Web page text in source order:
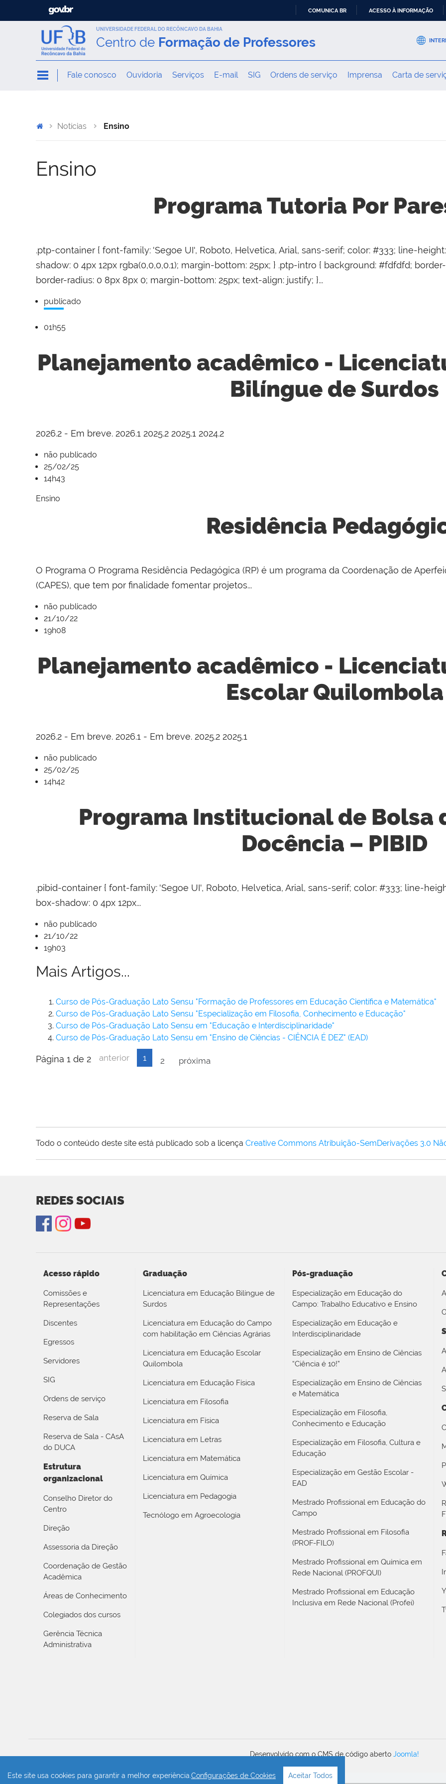
Este site usa cookies para garantir a melhor experiência. Configurações de Cookies Aceitar Todos
CONTEÚDO
COMUNICA BR ACESSO À INFORMAÇÃO
UNIVERSIDADE FEDERAL DO RECÔNCAVO DA BAHIA
Centro de Formação de Professores
Fale conosco Ouvidoria Serviços E-mail SIG Ordens de serviço Imprensa Carta de
Notícias Ensino
Ensino
Programa Tutoria Por
.ptp-container { font-family: 'Segoe UI', Roboto, Helvetica, Arial, sans-serif; color: #333; line-
shadow: 0 4px 12px rgba(0,0,0,0.1); margin-bottom: 25px; } .ptp-intro { background: #fdfdfd;
border-radius: 0 8px 8px 0; margin-bottom: 25px; text-align: justify; }...
publicado
01h55
Planejamento acadêmico -
Bilíngue de Surdos
2026.2 - Em breve. 2026.1 2025.2 2025.1 2024.2
não publicado
25/02/25
14h43
Ensino
Residência
O Programa O Programa Residência Pedagógica (RP) é um programa da Coordenação de
(CAPES), que tem por finalidade fomentar projetos...
não publicado
21/10/22
19h08
Planejamento acadêmico -
Escolar Quilombola
2026.2 - Em breve. 2026.1 - Em breve. 2025.2 2025.1
não publicado
25/02/25
14h42
Programa Institucional de Bolsa
Docência – PIBID
.pibid-container { font-family: 'Segoe UI', Roboto, Helvetica, Arial, sans-serif; color: #333; line-
box-shadow: 0 4px 12px...
não publicado
21/10/22
19h03
Mais Artigos...
Curso de Pós-Graduação Lato Sensu "Formação de Professores em Educação Científica e Matemática"
Curso de Pós-Graduação Lato Sensu "Especialização em Filosofia, Conhecimento e Educação"
Curso de Pós-Graduação Lato Sensu em "Educação e Interdisciplinaridade"
Curso de Pós-Graduação Lato Sensu em "Ensino de Ciências - CIÊNCIA É DEZ" (EAD)
Página 1 de 2 anterior 1 2 próxima
Todo o conteúdo deste site está publicado sob a licença Creative Commons Atribuição-SemDerivações 3.0
REDES SOCIAIS
Acesso rápido
Comissões e
Representações
Discentes
Egressos
Servidores
SIG
Ordens de serviço
Reserva de Sala
Reserva de Sala - CAsA
do DUCA
Estrutura
organizacional
Conselho Diretor do
Centro
Direção
Assessoria da Direção
Coordenação de Gestão
Acadêmica
Áreas de Conhecimento
Colegiados dos cursos
Gerência Técnica
Administrativa
Graduação
Licenciatura em Educação Bilíngue de
Surdos
Licenciatura em Educação do Campo
com habilitação em Ciências Agrárias
Licenciatura em Educação Escolar
Quilombola
Licenciatura em Educação Física
Licenciatura em Filosofia
Licenciatura em Física
Licenciatura em Letras
Licenciatura em Matemática
Licenciatura em Química
Licenciatura em Pedagogia
Tecnólogo em Agroecologia
Pós-graduação
Especialização em Educação do
Campo: Trabalho Educativo e Ensino
Especialização em Educação e
Interdisciplinaridade
Especialização em Ensino de Ciências
“Ciência é 10!”
Especialização em Ensino de Ciências
e Matemática
Especialização em Filosofia,
Conhecimento e Educação
Especialização em Filosofia, Cultura e
Educação
Especialização em Gestão Escolar -
EAD
Mestrado Profissional em Educação do
Campo
Mestrado Profissional em Filosofia
(PROF-FILO)
Mestrado Profissional em Química em
Rede Nacional (PROFQUI)
Mestrado Profissional em Educação
Inclusiva em Rede Nacional (Profei)
Desenvolvido com o CMS de código aberto Joomla!